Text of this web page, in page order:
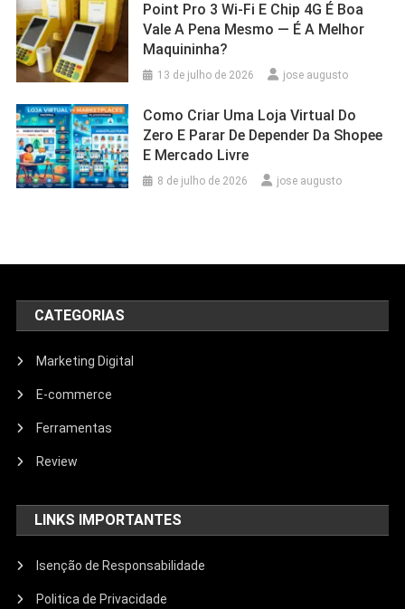
Point Pro 3 Wi‑Fi E Chip 4G É Boa
Vale A Pena Mesmo — É A Melhor
Maquininha?
13 de julho de 2026 jose augusto
Como Criar Uma Loja Virtual Do
Zero E Parar De Depender Da Shopee
E Mercado Livre
8 de julho de 2026 jose augusto
CATEGORIAS
Marketing Digital
E-commerce
Ferramentas
Review
LINKS IMPORTANTES
Isenção de Responsabilidade
Politica de Privacidade